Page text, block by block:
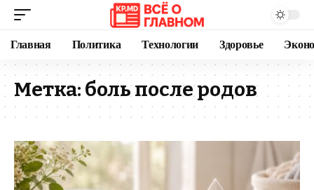
Главная Политика Технологии Здоровье
Метка: боль после родов